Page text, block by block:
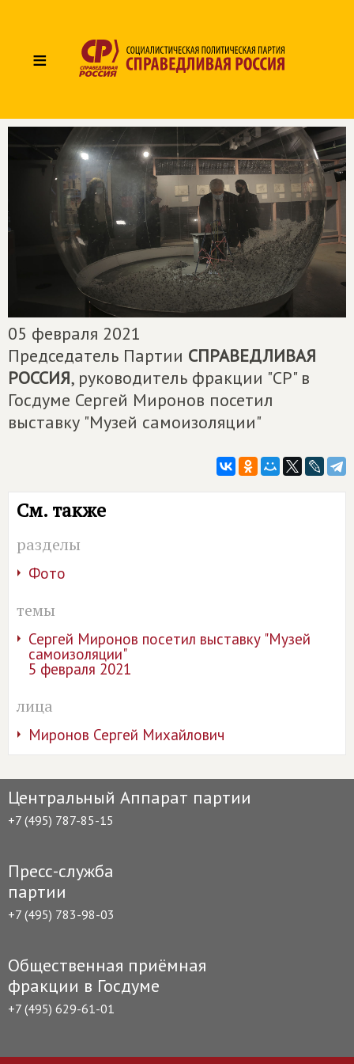
≡
05 февраля 2021
Председатель Партии СПРАВЕДЛИВАЯ
РОССИЯ, руководитель фракции "СР" в
Госдуме Сергей Миронов посетил
выставку "Музей самоизоляции"
См. также
разделы
Фото
темы
Сергей Миронов посетил выставку "Музей
самоизоляции"
5 февраля 2021
лица
Миронов Сергей Михайлович
Центральный Аппарат партии
+7 (495) 787-85-15
Пресс-служба
партии
+7 (495) 783-98-03
Общественная приёмная
фракции в Госдуме
+7 (495) 629-61-01